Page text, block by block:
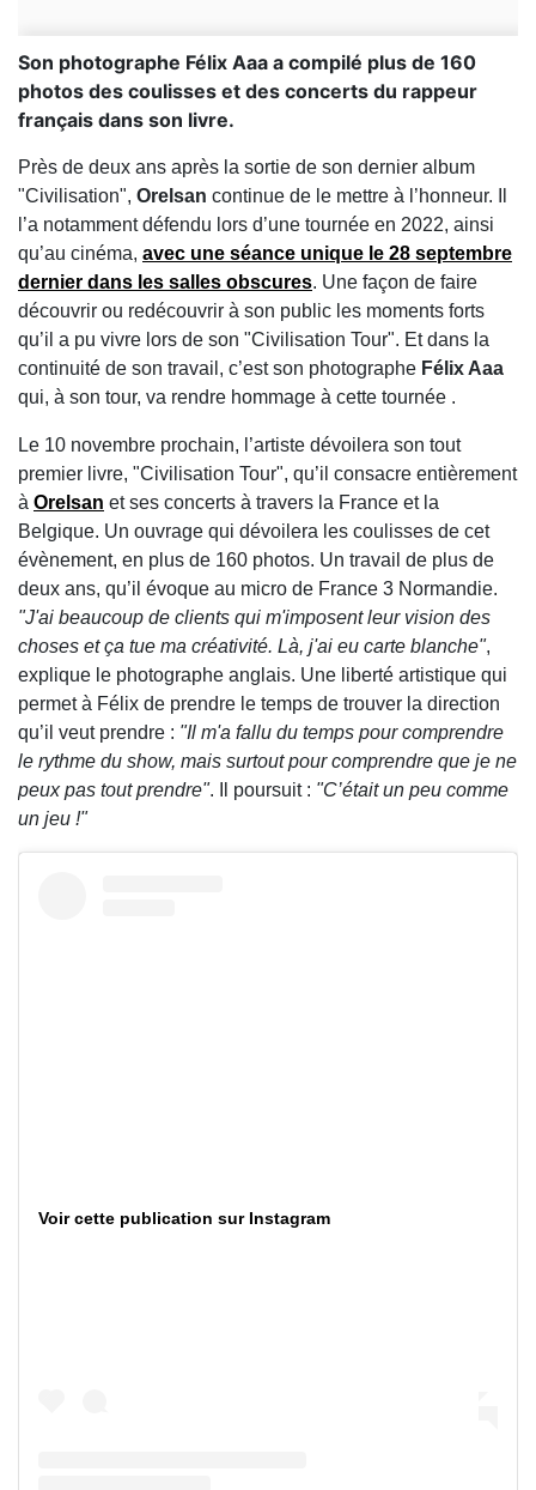
Son photographe Félix Aaa a compilé plus de 160
photos des coulisses et des concerts du rappeur
français dans son livre.
Près de deux ans après la sortie de son dernier album
"Civilisation", Orelsan continue de le mettre à l’honneur. Il
l’a notamment défendu lors d’une tournée en 2022, ainsi
qu’au cinéma, avec une séance unique le 28 septembre
dernier dans les salles obscures. Une façon de faire
découvrir ou redécouvrir à son public les moments forts
qu’il a pu vivre lors de son "Civilisation Tour". Et dans la
continuité de son travail, c’est son photographe Félix Aaa
qui, à son tour, va rendre hommage à cette tournée .
Le 10 novembre prochain, l’artiste dévoilera son tout
premier livre, "Civilisation Tour", qu’il consacre entièrement
à Orelsan et ses concerts à travers la France et la
Belgique. Un ouvrage qui dévoilera les coulisses de cet
évènement, en plus de 160 photos. Un travail de plus de
deux ans, qu’il évoque au micro de France 3 Normandie.
"J'ai beaucoup de clients qui m'imposent leur vision des
choses et ça tue ma créativité. Là, j'ai eu carte blanche",
explique le photographe anglais. Une liberté artistique qui
permet à Félix de prendre le temps de trouver la direction
qu’il veut prendre : "Il m'a fallu du temps pour comprendre
le rythme du show, mais surtout pour comprendre que je ne
peux pas tout prendre". Il poursuit : "C’était un peu comme
un jeu !"
Voir cette publication sur Instagram